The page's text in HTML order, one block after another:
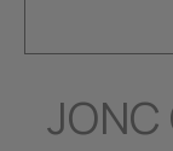
JONC